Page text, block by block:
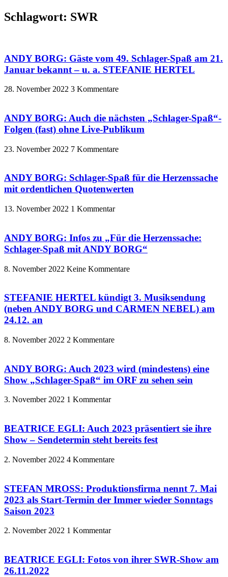
Schlagwort: SWR
ANDY BORG: Gäste vom 49. Schlager-Spaß am 21.
Januar bekannt – u. a. STEFANIE HERTEL
28. November 2022 3 Kommentare
ANDY BORG: Auch die nächsten „Schlager-Spaß“-
Folgen (fast) ohne Live-Publikum
23. November 2022 7 Kommentare
ANDY BORG: Schlager-Spaß für die Herzenssache
mit ordentlichen Quotenwerten
13. November 2022 1 Kommentar
ANDY BORG: Infos zu „Für die Herzenssache:
Schlager-Spaß mit ANDY BORG“
8. November 2022 Keine Kommentare
STEFANIE HERTEL kündigt 3. Musiksendung
(neben ANDY BORG und CARMEN NEBEL) am
24.12. an
8. November 2022 2 Kommentare
ANDY BORG: Auch 2023 wird (mindestens) eine
Show „Schlager-Spaß“ im ORF zu sehen sein
3. November 2022 1 Kommentar
BEATRICE EGLI: Auch 2023 präsentiert sie ihre
Show – Sendetermin steht bereits fest
2. November 2022 4 Kommentare
STEFAN MROSS: Produktionsfirma nennt 7. Mai
2023 als Start-Termin der Immer wieder Sonntags
Saison 2023
2. November 2022 1 Kommentar
BEATRICE EGLI: Fotos von ihrer SWR-Show am
26.11.2022